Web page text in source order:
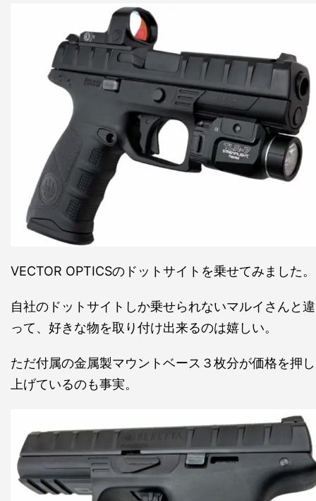
VECTOR OPTICSのドットサイトを乗せてみました。
自社のドットサイトしか乗せられないマルイさんと違
って、好きな物を取り付け出来るのは嬉しい。
ただ付属の金属製マウントベース３枚分が価格を押し
上げているのも事実。